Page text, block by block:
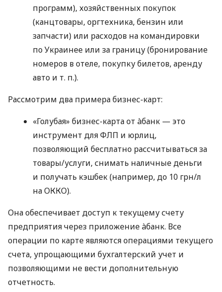
программ), хозяйственных покупок
(канцтовары, оргтехника, бензин или
запчасти) или расходов на командировки
по Украинее или за границу (бронирование
номеров в отеле, покупку билетов, аренду
авто и т. п.).
Рассмотрим два примера бизнес-карт:
«Голубая» бизнес-карта от àбанк — это
инструмент для ФЛП и юрлиц,
позволяющий бесплатно рассчитываться за
товары/услуги, снимать наличные деньги
и получать кэшбек (например, до 10 грн/л
на ОККО).
Она обеспечивает доступ к текущему счету
предприятия через приложение àбанк. Все
операции по карте являются операциями текущего
счета, упрощающими бухгалтерский учет и
позволяющими не вести дополнительную
отчетность.